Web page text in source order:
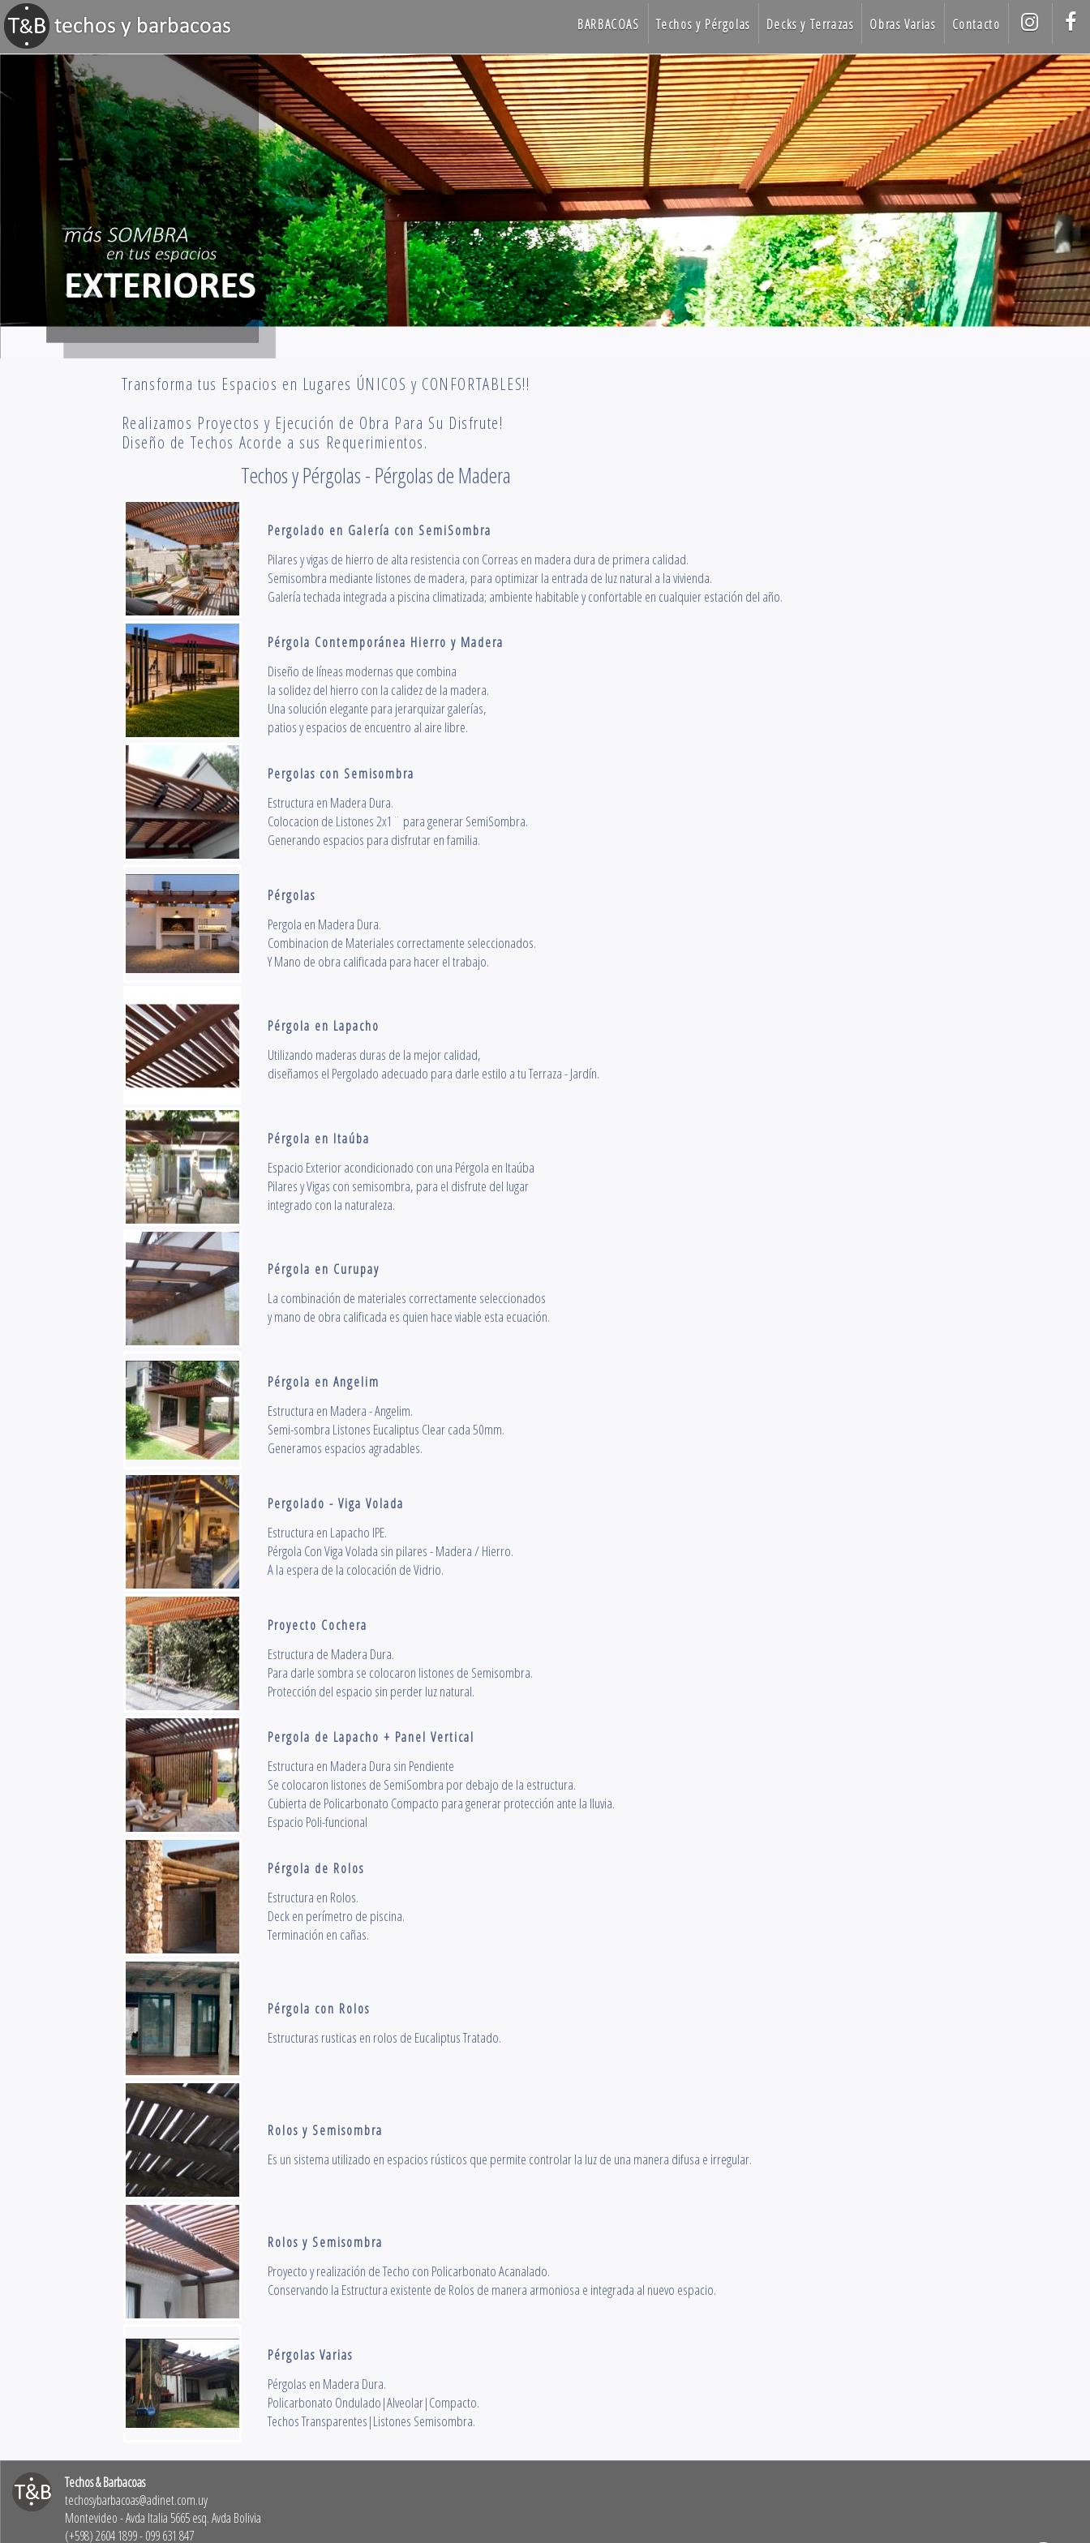
BARBACOAS Techos y Pérgolas Decks y Terrazas Obras Varias Contacto
Transforma tus Espacios en Lugares ÚNICOS y CONFORTABLES!!
Realizamos Proyectos y Ejecución de Obra Para Su Disfrute!
Diseño de Techos Acorde a sus Requerimientos.
Techos y Pérgolas - Pérgolas de Madera
Pergolado en Galería con SemiSombra
Pilares y vigas de hierro de alta resistencia con Correas en madera dura de primera calidad.
Semisombra mediante listones de madera, para optimizar la entrada de luz natural a la vivienda.
Galería techada integrada a piscina climatizada; ambiente habitable y confortable en cualquier estación del año.
Pérgola Contemporánea Hierro y Madera
Diseño de líneas modernas que combina
la solidez del hierro con la calidez de la madera.
Una solución elegante para jerarquizar galerías,
patios y espacios de encuentro al aire libre.
Pergolas con Semisombra
Estructura en Madera Dura.
Colocacion de Listones 2x1¨ para generar SemiSombra.
Generando espacios para disfrutar en familia.
Pérgolas
Pergola en Madera Dura.
Combinacion de Materiales correctamente seleccionados.
Y Mano de obra calificada para hacer el trabajo.
Pérgola en Lapacho
Utilizando maderas duras de la mejor calidad,
diseñamos el Pergolado adecuado para darle estilo a tu Terraza - Jardín.
Pérgola en Itaúba
Espacio Exterior acondicionado con una Pérgola en Itaúba
Pilares y Vigas con semisombra, para el disfrute del lugar
integrado con la naturaleza.
Pérgola en Curupay
La combinación de materiales correctamente seleccionados
y mano de obra calificada es quien hace viable esta ecuación.
Pérgola en Angelim
Estructura en Madera - Angelim.
Semi-sombra Listones Eucaliptus Clear cada 50mm.
Generamos espacios agradables.
Pergolado - Viga Volada
Estructura en Lapacho IPE.
Pérgola Con Viga Volada sin pilares - Madera / Hierro.
A la espera de la colocación de Vidrio.
Proyecto Cochera
Estructura de Madera Dura.
Para darle sombra se colocaron listones de Semisombra.
Protección del espacio sin perder luz natural.
Pergola de Lapacho + Panel Vertical
Estructura en Madera Dura sin Pendiente
Se colocaron listones de SemiSombra por debajo de la estructura.
Cubierta de Policarbonato Compacto para generar protección ante la lluvia.
Espacio Poli-funcional
Pérgola de Rolos
Estructura en Rolos.
Deck en perímetro de piscina.
Terminación en cañas.
Pérgola con Rolos
Estructuras rusticas en rolos de Eucaliptus Tratado.
Rolos y Semisombra
Es un sistema utilizado en espacios rústicos que permite controlar la luz de una manera difusa e irregular.
Rolos y Semisombra
Proyecto y realización de Techo con Policarbonato Acanalado.
Conservando la Estructura existente de Rolos de manera armoniosa e integrada al nuevo espacio.
Pérgolas Varias
Pérgolas en Madera Dura.
Policarbonato Ondulado|Alveolar|Compacto.
Techos Transparentes|Listones Semisombra.
Techos & Barbacoas
techosybarbacoas@adinet.com.uy
Montevideo - Avda Italia 5665 esq. Avda Bolivia
(+598) 2604 1899 - 099 631 847